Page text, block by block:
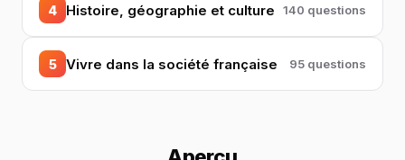
4 Histoire, géographie et culture 140 questions
5 Vivre dans la société française 95 questions